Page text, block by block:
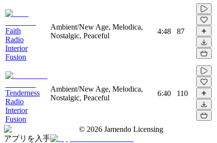
Faith
Radio
Interior
Fusion
Ambient/New Age, Melodica,
Nostalgic, Peaceful
4:48 87
Tenderness
Radio
Interior
Fusion
Ambient/New Age, Melodica,
Nostalgic, Peaceful
6:40 110
© 2026 Jamendo Licensing
アプリを入手